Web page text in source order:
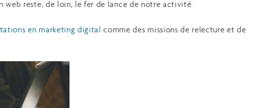
web reste, de loin, le fer de lance de notre activité.
en marketing digital comme des missions de relecture et de